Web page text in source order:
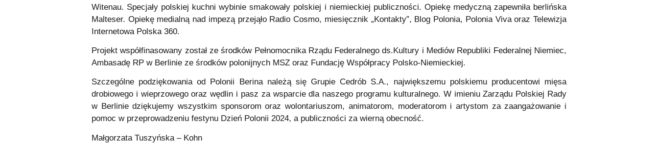
Witenau. Specjały polskiej kuchni wybinie smakowały polskiej i niemieckiej publiczności. Opiekę medyczną zapewniła berlińska
Malteser. Opiekę medialną nad impezą przejąło Radio Cosmo, miesięcznik „Kontakty”, Blog Polonia, Polonia Viva oraz Telewizja
Internetowa Polska 360.
Projekt współfinasowany został ze środków Pełnomocnika Rządu Federalnego ds.Kultury i Mediów Republiki Federalnej Niemiec,
Ambasadę RP w Berlinie ze środków polonijnych MSZ oraz Fundację Współpracy Polsko-Niemieckiej.
Szczególne podziękowania od Polonii Berina należą sięGrupie Cedrób S.A., największemu polskiemu producentowi mięsa
drobiowego i wieprzowego oraz wędlin i pasz za wsparcie dla naszego programu kulturalnego. W imieniu Zarządu Polskiej Rady
w Berlinie dziękujemy wszystkim sponsorom oraz wolontariuszom, animatorom, moderatorom i artystom za zaangażowanie i
pomoc w przeprowadzeniu festynu Dzień Polonii 2024, a publiczności za wierną obecność.
Małgorzata Tuszyńska – Kohn